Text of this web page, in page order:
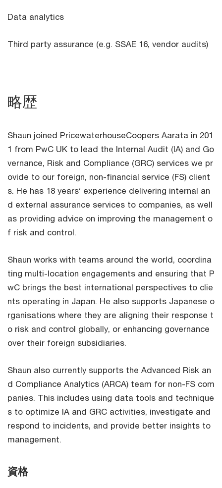
Data analytics
Third party assurance (e.g. SSAE 16, vendor audits)
略歴
Shaun joined PricewaterhouseCoopers Aarata in 201
1 from PwC UK to lead the Internal Audit (IA) and Go
vernance, Risk and Compliance (GRC) services we pr
ovide to our foreign, non-financial service (FS) client
s. He has 18 years’ experience delivering internal an
d external assurance services to companies, as well
as providing advice on improving the management o
f risk and control.
Shaun works with teams around the world, coordina
ting multi-location engagements and ensuring that P
wC brings the best international perspectives to clie
nts operating in Japan. He also supports Japanese o
rganisations where they are aligning their response t
o risk and control globally, or enhancing governance
over their foreign subsidiaries.
Shaun also currently supports the Advanced Risk an
d Compliance Analytics (ARCA) team for non-FS com
panies. This includes using data tools and technique
s to optimize IA and GRC activities, investigate and
respond to incidents, and provide better insights to
management.
資格